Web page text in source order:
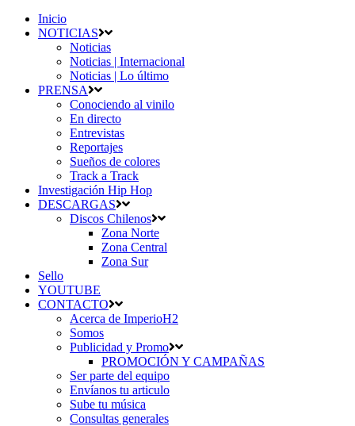
Inicio
NOTICIAS
Noticias
Noticias | Internacional
Noticias | Lo último
PRENSA
Conociendo al vinilo
En directo
Entrevistas
Reportajes
Sueños de colores
Track a Track
Investigación Hip Hop
DESCARGAS
Discos Chilenos
Zona Norte
Zona Central
Zona Sur
Sello
YOUTUBE
CONTACTO
Acerca de ImperioH2
Somos
Publicidad y Promo
PROMOCIÓN Y CAMPAÑAS
Ser parte del equipo
Envíanos tu articulo
Sube tu música
Consultas generales